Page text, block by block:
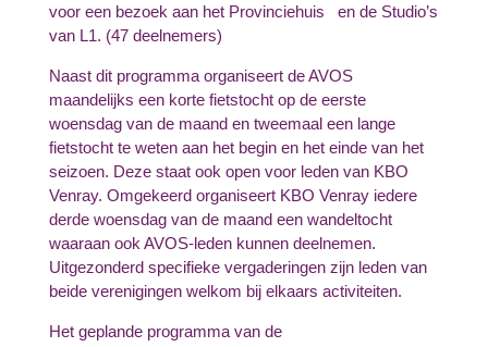
voor een bezoek aan het Provinciehuis en de Studio’s
van L1. (47 deelnemers)
Naast dit programma organiseert de AVOS
maandelijks een korte fietstocht op de eerste
woensdag van de maand en tweemaal een lange
fietstocht te weten aan het begin en het einde van het
seizoen. Deze staat ook open voor leden van KBO
Venray. Omgekeerd organiseert KBO Venray iedere
derde woensdag van de maand een wandeltocht
waaraan ook AVOS-leden kunnen deelnemen.
Uitgezonderd specifieke vergaderingen zijn leden van
beide verenigingen welkom bij elkaars activiteiten.
Het geplande programma van de